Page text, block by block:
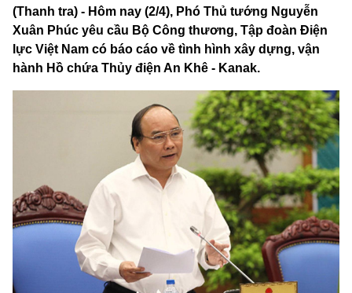
(Thanh tra) - Hôm nay (2/4), Phó Thủ tướng Nguyễn
Xuân Phúc yêu cầu Bộ Công thương, Tập đoàn Điện
lực Việt Nam có báo cáo về tình hình xây dựng, vận
hành Hồ chứa Thủy điện An Khê - Kanak.